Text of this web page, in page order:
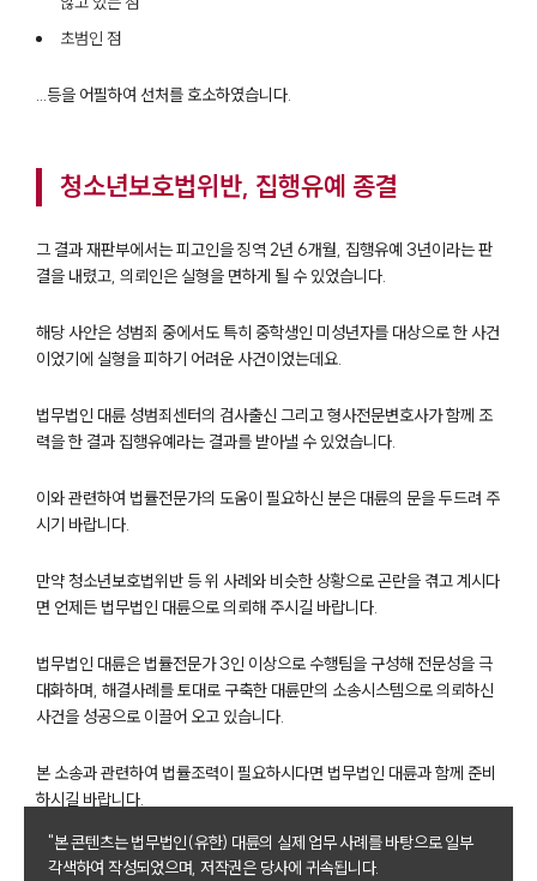
팀소개
대륜의 강점
오시는 길
고객의 소리
통합검색
업무사례
주요 업무사례
사례분석/최신동향
법률정보
법률지식인
업무분야
초범인 점
...등을 어필하여 선처를 호소하였습니다.
청소년보호법위반, 집행유예 종결
그 결과 재판부에서는 피고인을 징역 2년 6개월, 집행유예 3년이라는 판
결을 내렸고, 의뢰인은 실형을 면하게 될 수 있었습니다.
해당 사안은 성범죄 중에서도 특히 중학생인 미성년자를 대상으로 한 사건
이었기에 실형을 피하기 어려운 사건이었는데요.
법무법인 대륜 성범죄센터의 검사출신 그리고 형사전문변호사가 함께 조
력을 한 결과 집행유예라는 결과를 받아낼 수 있었습니다.
이와 관련하여 법률전문가의 도움이 필요하신 분은 대륜의 문을 두드려 주
시기 바랍니다.
만약 청소년보호법위반 등 위 사례와 비슷한 상황으로 곤란을 겪고 계시다
면 언제든 법무법인 대륜으로 의뢰해 주시길 바랍니다.
법무법인 대륜은 법률전문가 3인 이상으로 수행팀을 구성해 전문성을 극
대화하며, 해결사례를 토대로 구축한 대륜만의 소송시스템으로 의뢰하신
사건을 성공으로 이끌어 오고 있습니다.
본 소송과 관련하여 법률조력이 필요하시다면 법무법인 대륜과 함께 준비
하시길 바랍니다.
"본 콘텐츠는 법무법인(유한) 대륜의 실제 업무 사례를 바탕으로 일부
각색하여 작성되었으며, 저작권은 당사에 귀속됩니다.